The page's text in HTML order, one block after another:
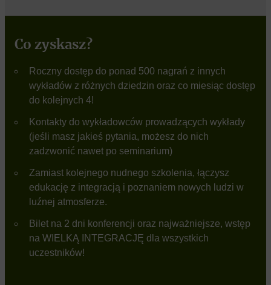
Co zyskasz?
Roczny dostęp do ponad 500 nagrań z innych
wykładów z różnych dziedzin oraz co miesiąc dostęp
do kolejnych 4!
Kontakty do wykładowców prowadzących wykłady
(jeśli masz jakieś pytania, możesz do nich
zadzwonić nawet po seminarium)
Zamiast kolejnego nudnego szkolenia, łączysz
edukację z integracją i poznaniem nowych ludzi w
luźnej atmosferze.
Bilet na 2 dni konferencji oraz najważniejsze, wstęp
na WIELKĄ INTEGRACJĘ dla wszystkich
uczestników!